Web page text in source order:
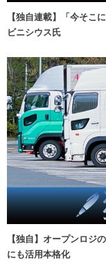
【独自連載】「今そこ
ビニシウス氏
【独自】オープンロジ
にも活用本格化